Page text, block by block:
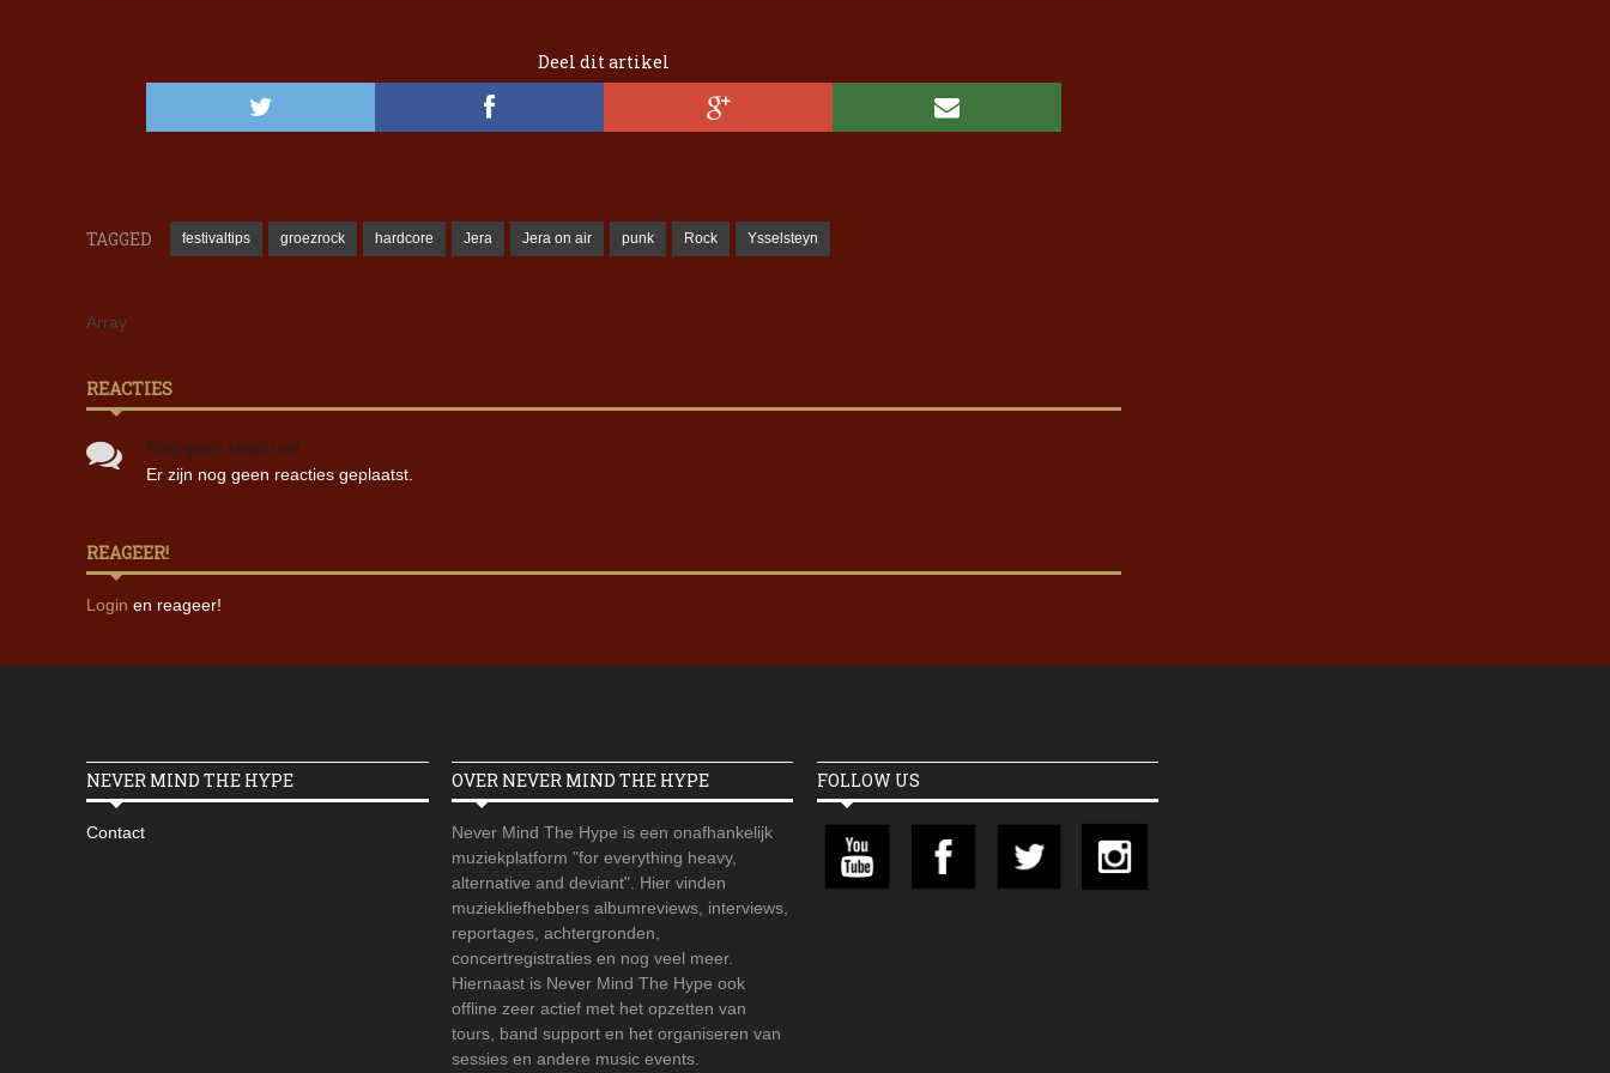
Deel dit artikel
TAGGED festivaltips groezrock hardcore Jera Jera on air punk Rock Ysselsteyn
Array
REACTIES
Nog geen reacties!
Er zijn nog geen reacties geplaatst.
REAGEER!
Login en reageer!
NEVER MIND THE HYPE
Contact
OVER NEVER MIND THE HYPE
Never Mind The Hype is een onafhankelijk
muziekplatform "for everything heavy,
alternative and deviant". Hier vinden
muziekliefhebbers albumreviews, interviews,
reportages, achtergronden,
concertregistraties en nog veel meer.
Hiernaast is Never Mind The Hype ook
offline zeer actief met het opzetten van
tours, band support en het organiseren van
sessies en andere music events.
FOLLOW US